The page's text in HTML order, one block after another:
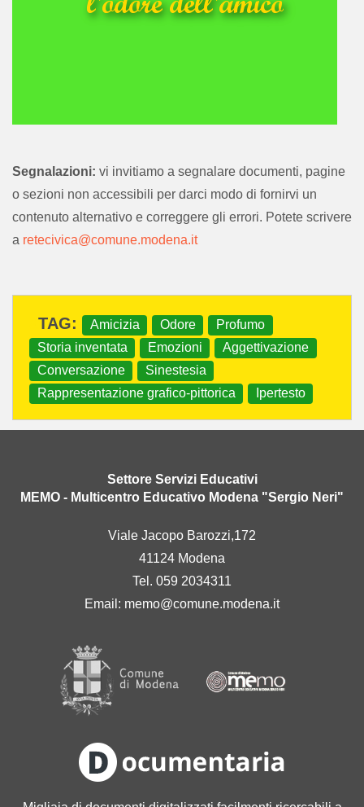
Segnalazioni: vi invitiamo a segnalare documenti, pagine
o sezioni non accessibili per darci modo di fornirvi un
contenuto alternativo e correggere gli errori. Potete scrivere
a retecivica@comune.modena.it
archiviato sotto:
Amicizia Odore
Profumo
Storia inventata
Emozioni
Aggettivazione
Conversazione
Sinestesia
Rappresentazione grafico-pittorica
Ipertesto
Settore Servizi Educativi
MEMO - Multicentro Educativo Modena "Sergio Neri"
Viale Jacopo Barozzi,172
41124 Modena
Tel. 059 2034311
Email: memo@comune.modena.it